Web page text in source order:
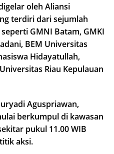
oleh Aliansi
terdiri dari sejumlah
GMNI Batam, GMKI
BEM Universitas
Hidayatullah,
Riau Kepulauan
Aguspriawan,
berkumpul di kawasan
pukul 11.00 WIB
aksi.